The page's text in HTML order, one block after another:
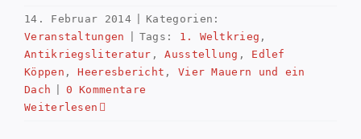
14. Februar 2014
Kategorien:
Veranstaltungen
Tags: 1. Weltkrieg ,
Antikriegsliteratur ,Ausstellung , Edlef
Köppen ,Heeresbericht , Vier Mauern und ein
Dach
0 Kommentare
Weiterlesen